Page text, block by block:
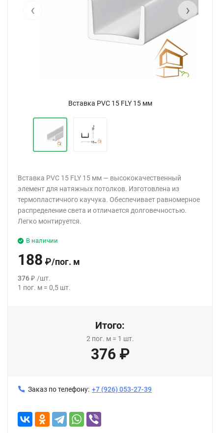
Вставка PVC 15 FLY 15 мм
‹ ›
Вставка PVC 15 FLY 15 мм — высококачественный
элемент для натяжных потолков. Изготовлена из
термопластичного каучука. Обеспечивает равномерное
распределение света и отличается долговечностью.
Легко монтируется.
В наличии
188 ₽/пог. м
376₽ /шт.
1 пог. м = 0,5 шт.
Итого:
2 пог. м= 1 шт.
376 ₽
Заказ по телефону: +7 (926) 053-27-39